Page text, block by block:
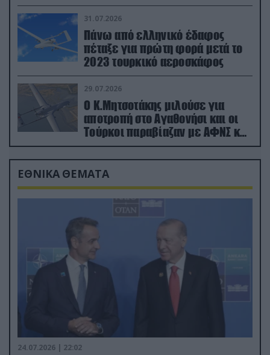
31.07.2026
Πάνω από ελληνικό έδαφος
πέταξε για πρώτη φορά μετά το
2023 τουρκικό αεροσκάφος
29.07.2026
Ο Κ.Μητσοτάκης μιλούσε για
αποτροπή στο Αγαθονήσι και οι
Τούρκοι παραβίαζαν με ΑΦΝΣ και
drone
ΕΘΝΙΚΑ ΘΕΜΑΤΑ
24.07.2026 | 22:02